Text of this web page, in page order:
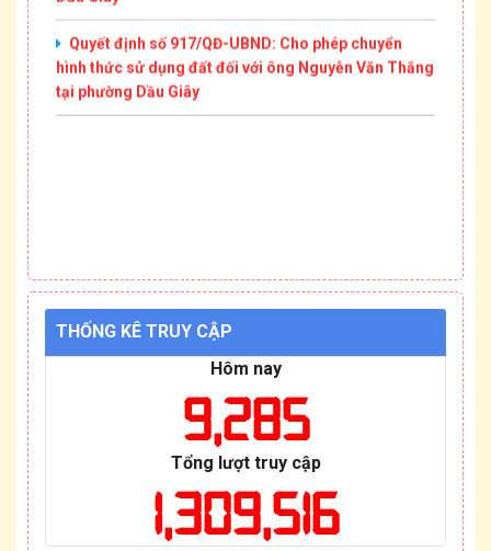
Quyết định số 917/QĐ-UBND: Cho phép chuyển
hình thức sử dụng đất đối với ông Nguyễn Văn Thắng
tại phường Dầu Giây
THỐNG KÊ TRUY CẬP
Hôm nay
9,285
Tổng lượt truy cập
1,309,516